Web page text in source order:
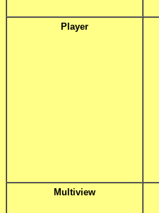
Player
Multiview